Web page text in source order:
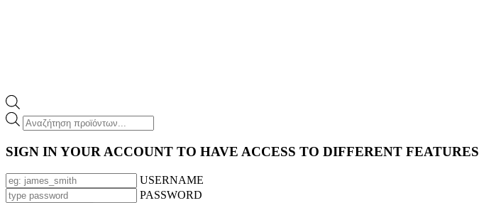
Products
search
SIGN IN YOUR ACCOUNT TO HAVE ACCESS TO DIFFERENT FEATURES
USERNAME
PASSWORD